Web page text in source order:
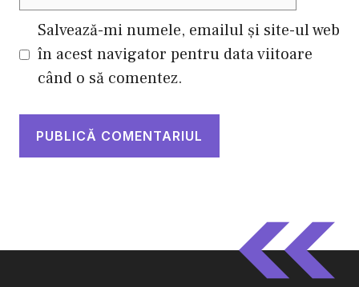
Salvează-mi numele, emailul și site-ul web
în acest navigator pentru data viitoare
când o să comentez.